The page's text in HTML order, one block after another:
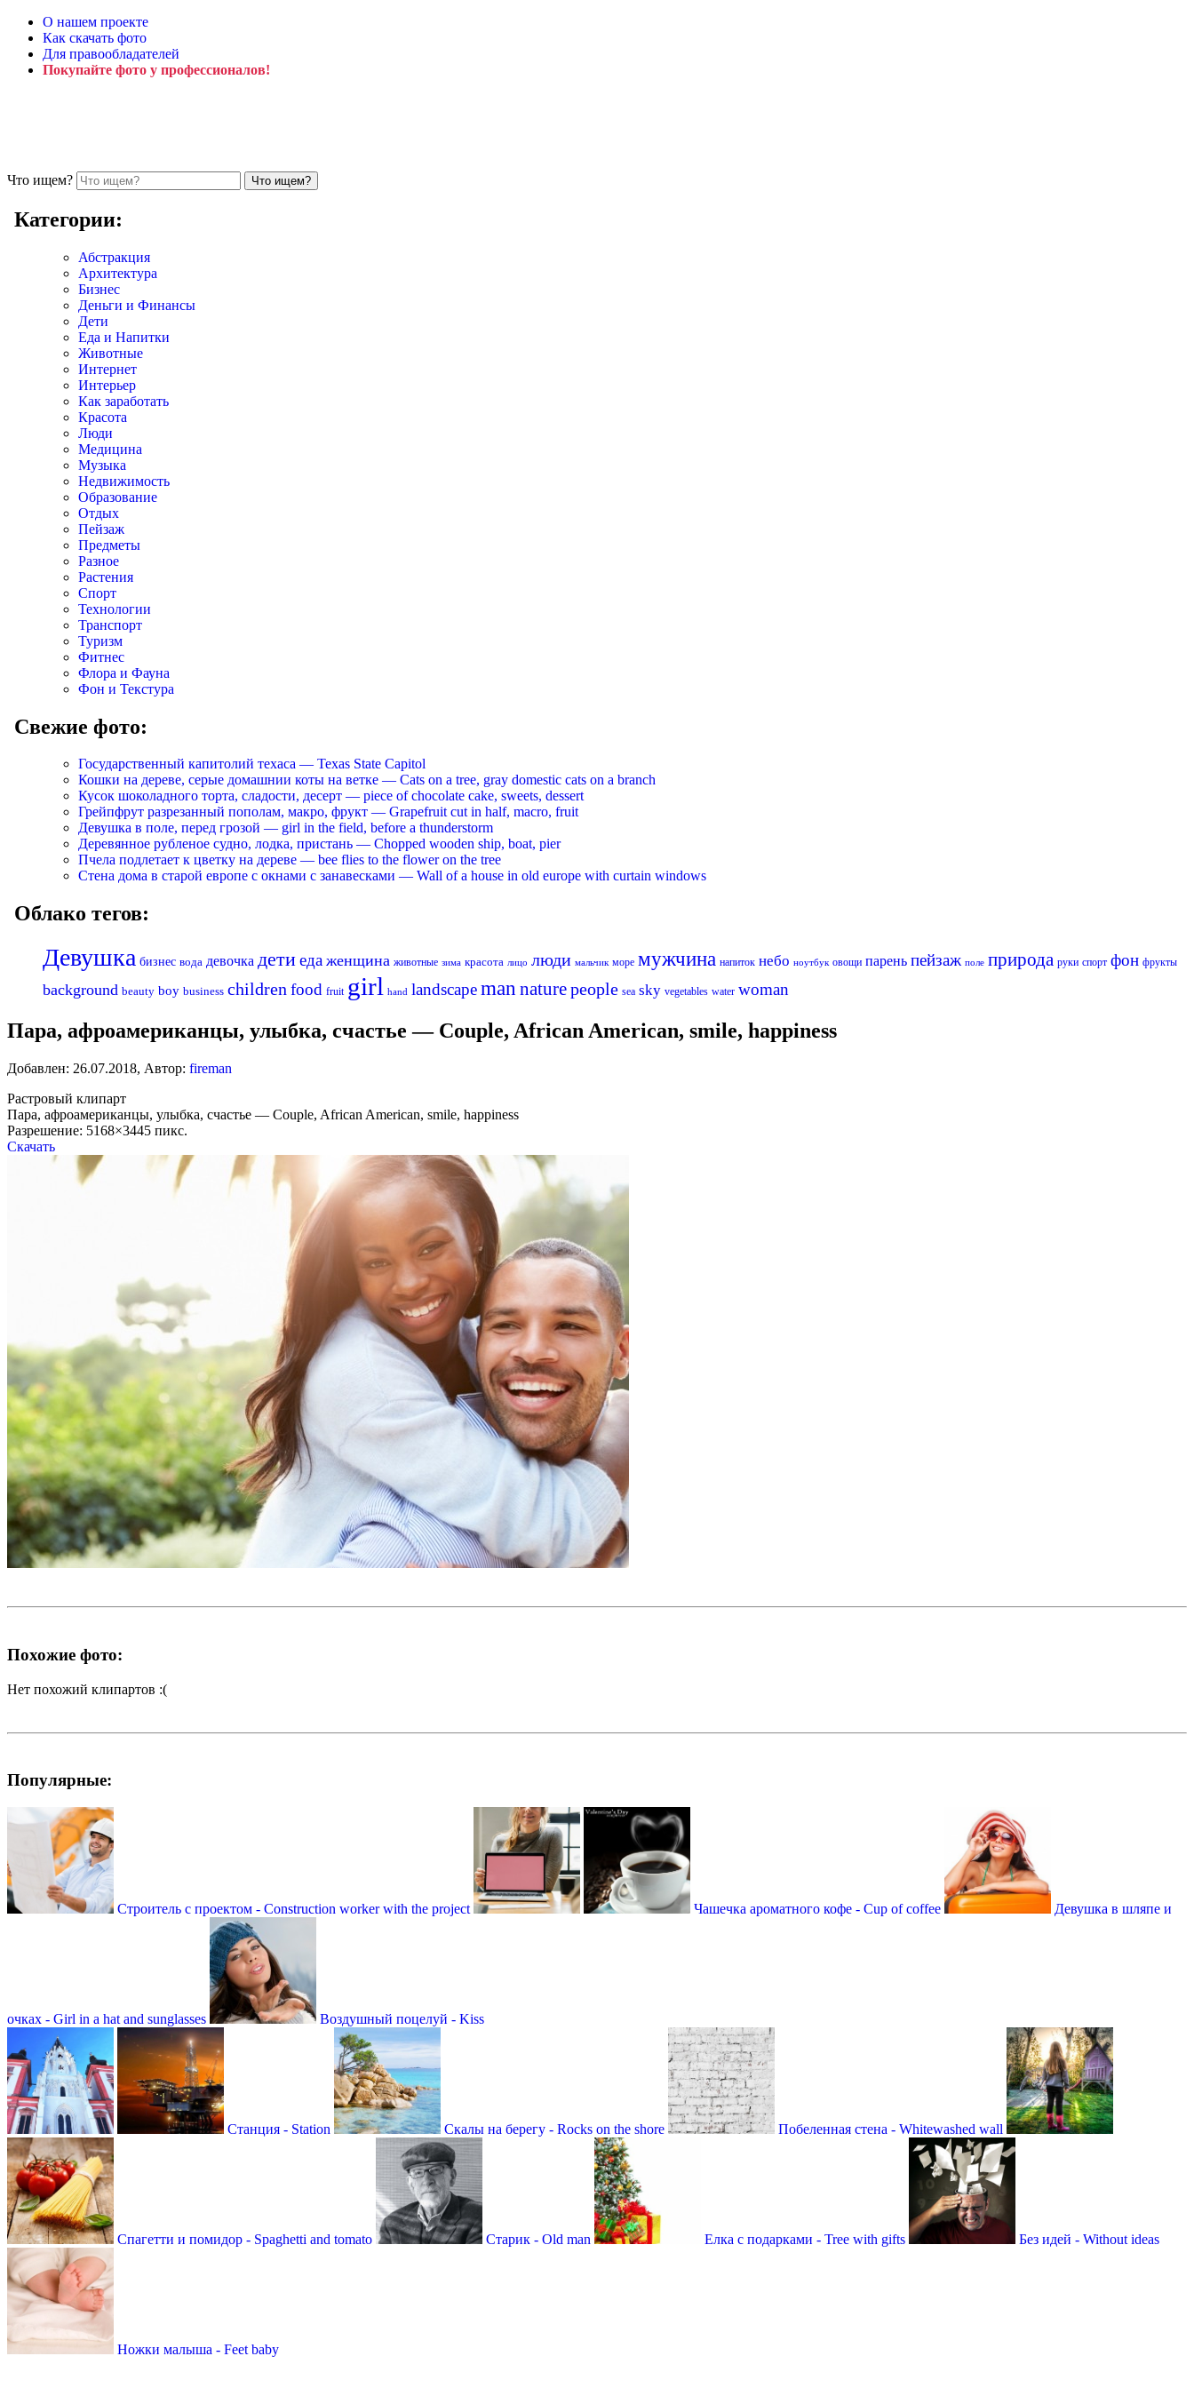
О нашем проекте
Как скачать фото
Для правообладателей
Покупайте фото у профессионалов!
Что ищем?
Категории:
Абстракция
Архитектура
Бизнес
Деньги и Финансы
Дети
Еда и Напитки
Животные
Интернет
Интерьер
Как заработать
Красота
Люди
Медицина
Музыка
Недвижимость
Образование
Отдых
Пейзаж
Предметы
Разное
Растения
Спорт
Технологии
Транспорт
Туризм
Фитнес
Флора и Фауна
Фон и Текстура
Свежие фото:
Государственный капитолий техаса — Texas State Capitol
Кошки на дереве, серые домашнии коты на ветке — Cats on a tree, gray domestic cats on a branch
Кусок шоколадного торта, сладости, десерт — piece of chocolate cake, sweets, dessert
Грейпфрут разрезанный пополам, макро, фрукт — Grapefruit cut in half, macro, fruit
Девушка в поле, перед грозой — girl in the field, before a thunderstorm
Деревянное рубленое судно, лодка, пристань — Chopped wooden ship, boat, pier
Пчела подлетает к цветку на дереве — bee flies to the flower on the tree
Стена дома в старой европе с окнами с занавесками — Wall of a house in old europe with curtain windows
Облако тегов:
Девушка бизнес вода девочка детиеда женщина животные зима красота лицо люди мальчик море мужчина напиток небо ноутбук овощи парень пейзаж поле природа руки спорт фон фрукты
background beauty boy business childrenfood fruit girl hand landscapeman naturepeople sea sky vegetables water woman
Пара, афроамериканцы, улыбка, счастье — Couple, African American, smile, happiness
Добавлен: 26.07.2018, Автор: fireman
Растровый клипарт
Пара, афроамериканцы, улыбка, счастье — Couple, African American, smile, happiness
Разрешение: 5168×3445 пикс.
Скачать
Похожие фото:
Нет похожий клипартов :(
Популярные:
Строитель с проектом - Construction worker with the project Чашечка ароматного кофе - Сup of coffee Девушка в шляпе и
очках - Girl in a hat and sunglasses Воздушный поцелуй - Kiss
Станция - Station Скалы на берегу - Rocks on the shore Побеленная стена - Whitewashed wall
Спагетти и помидор - Spaghetti and tomato Старик - Old man Елка с подарками - Tree with gifts Без идей - Without ideas
Ножки малыша - Feet baby